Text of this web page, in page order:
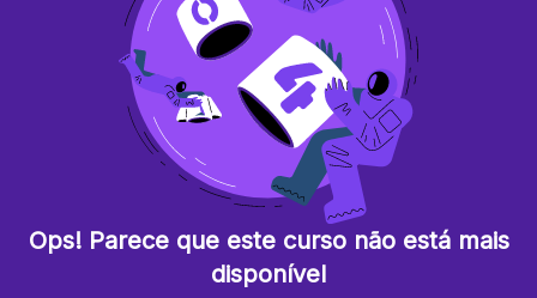
Ops! Parece que este curso não está mais
disponível